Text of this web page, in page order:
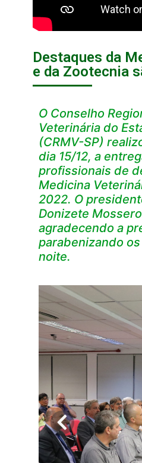
Destaques da
e da Zootecnia
O Conselho
Veterinária do
(CRMV-SP)
dia 15/12, a
profissionais de
Medicina
2022. O
Donizete
agradecendo a
parabenizando
noite.